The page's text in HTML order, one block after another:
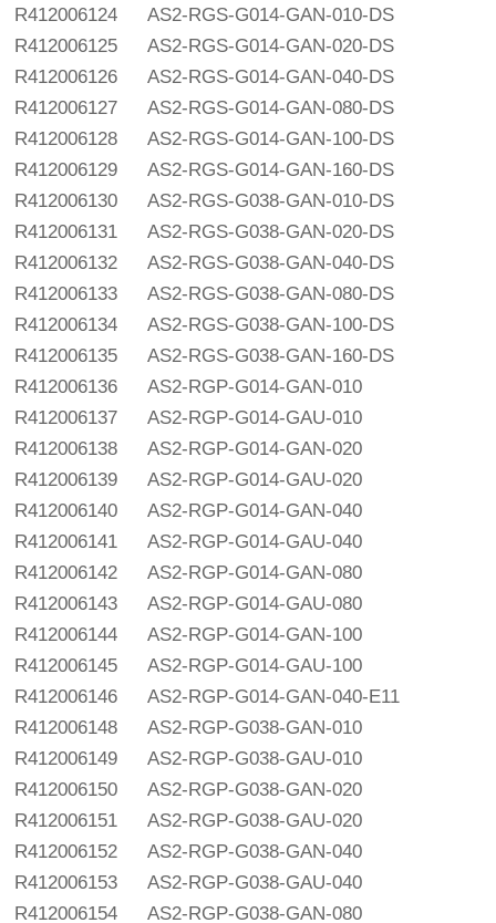
R412006124
AS2-RGS-G014-GAN-010-DS
R412006125
AS2-RGS-G014-GAN-020-DS
R412006126
AS2-RGS-G014-GAN-040-DS
R412006127
AS2-RGS-G014-GAN-080-DS
R412006128
AS2-RGS-G014-GAN-100-DS
R412006129
AS2-RGS-G014-GAN-160-DS
R412006130
AS2-RGS-G038-GAN-010-DS
R412006131
AS2-RGS-G038-GAN-020-DS
R412006132
AS2-RGS-G038-GAN-040-DS
R412006133
AS2-RGS-G038-GAN-080-DS
R412006134
AS2-RGS-G038-GAN-100-DS
R412006135
AS2-RGS-G038-GAN-160-DS
R412006136
AS2-RGP-G014-GAN-010
R412006137
AS2-RGP-G014-GAU-010
R412006138
AS2-RGP-G014-GAN-020
R412006139
AS2-RGP-G014-GAU-020
R412006140
AS2-RGP-G014-GAN-040
R412006141
AS2-RGP-G014-GAU-040
R412006142
AS2-RGP-G014-GAN-080
R412006143
AS2-RGP-G014-GAU-080
R412006144
AS2-RGP-G014-GAN-100
R412006145
AS2-RGP-G014-GAU-100
R412006146
AS2-RGP-G014-GAN-040-E11
R412006148
AS2-RGP-G038-GAN-010
R412006149
AS2-RGP-G038-GAU-010
R412006150
AS2-RGP-G038-GAN-020
R412006151
AS2-RGP-G038-GAU-020
R412006152
AS2-RGP-G038-GAN-040
R412006153
AS2-RGP-G038-GAU-040
R412006154
AS2-RGP-G038-GAN-080